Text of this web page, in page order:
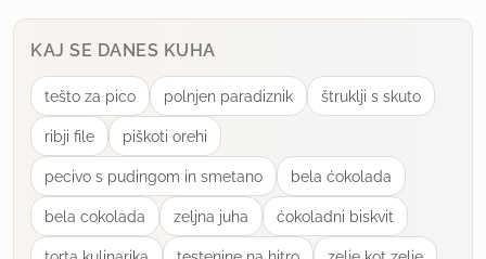
KAJ SE DANES KUHA
tešto za pico polnjen paradiznik štruklji s skuto
ribji file piškoti orehi
pecivo s pudingom in smetano bela ćokolada
bela cokolada zeljna juha ćokoladni biskvit